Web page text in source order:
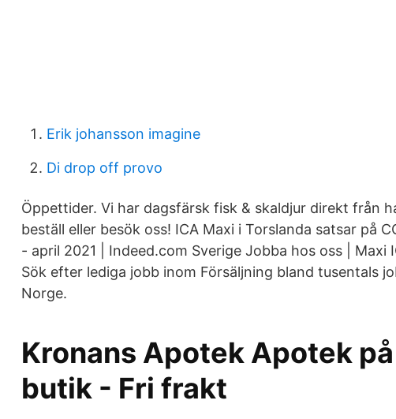
Erik johansson imagine
Di drop off provo
Öppettider. Vi har dagsfärsk fisk & skaldjur direkt från
beställ eller besök oss! ICA Maxi i Torslanda satsar på
- april 2021 | Indeed.com Sverige Jobba hos oss | Maxi
Sök efter lediga jobb inom Försäljning bland tusentals
Norge.
Kronans Apotek Apotek
butik - Fri frakt